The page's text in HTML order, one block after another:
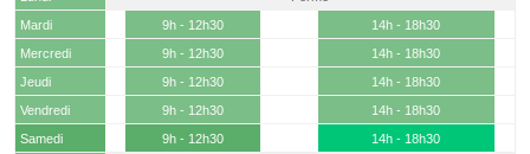
Mardi
9h - 12h30
14h - 18h30
Mercredi
9h - 12h30
14h - 18h30
Jeudi
9h - 12h30
14h - 18h30
Vendredi
9h - 12h30
14h - 18h30
Samedi
9h - 12h30
14h - 18h30